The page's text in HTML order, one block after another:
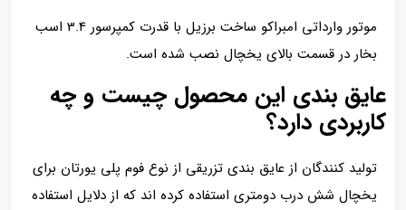
موتور وارداتی امبراکو ساخت برزیل با قدرت کمپرسور 3.4 اسب
بخار در قسمت بالای یخچال نصب شده است.
عایق بندی این محصول چیست و چه
کاربردی دارد؟
تولید کنندگان از عایق بندی تزریقی از نوع فوم پلی یورتان برای
یخچال شش درب دومتری استفاده کرده اند که از دلایل استفاده